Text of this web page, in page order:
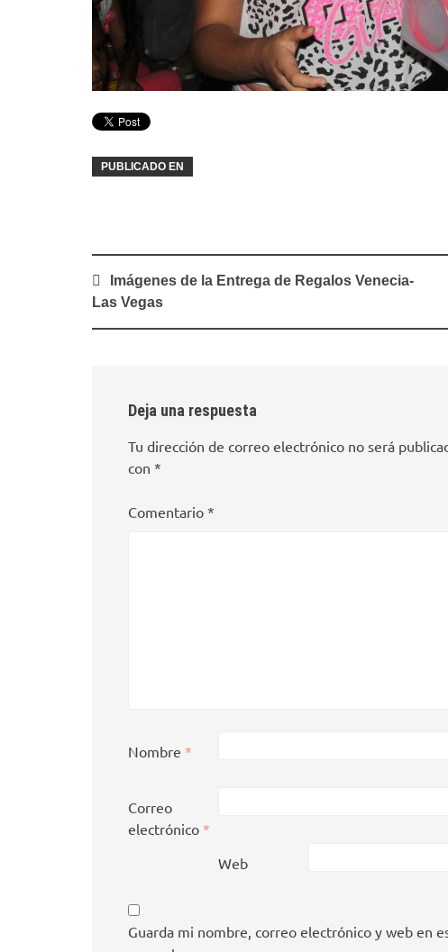
PUBLICADO EN
Navegación
de
Imágenes de la Entrega de Regalos Venecia-
Las Vegas
Deja una respuesta
Tu dirección de correo electrónico no será
con *
Comentario *
Nombre *
Correo
electrónico *
Web
Guarda mi nombre, correo electrónico y web en